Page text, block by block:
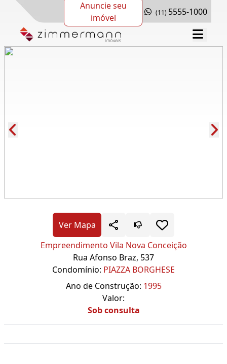
Anuncie seu
imóvel
(11) 5555-1000
Ver Mapa
Empreendimento Vila Nova Conceição
Rua Afonso Braz, 537
Condomínio: PIAZZA BORGHESE
Ano de Construção: 1995
Valor:
Sob consulta